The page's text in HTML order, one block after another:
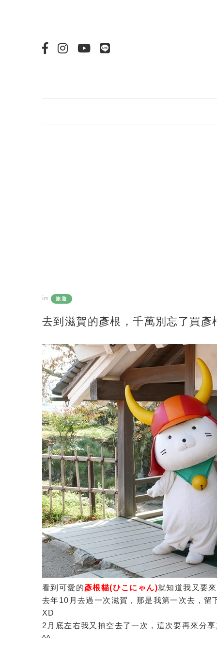
in 旅遊
去到滋賀的彥根，千萬別忘了買
看到可愛的彥根貓(ひこにゃん)就知道我又要
去年10月去過一次滋賀，那是我第一次去，
XD
2月底左右我又抽空去了一次，這次要再來分
^^